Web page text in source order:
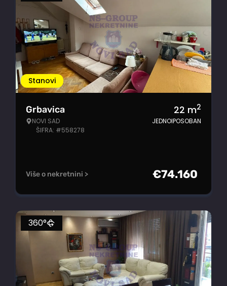
Stanovi
Grbavica
NOVI SAD
ŠIFRA: #558278
22 m2
JEDNOIPOSOBAN
Više o nekretnini > €74.160
360°